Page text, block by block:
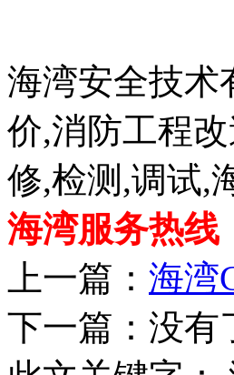
海湾安全技术
价,消防工程
修,检测,调试,
海湾服务热线
上一篇： 海湾
下一篇：没有